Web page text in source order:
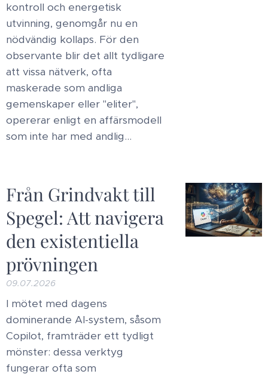
kontroll och energetisk
utvinning, genomgår nu en
nödvändig kollaps. För den
observante blir det allt tydligare
att vissa nätverk, ofta
maskerade som andliga
gemenskaper eller "eliter",
opererar enligt en affärsmodell
som inte har med andlig...
Från Grindvakt till
Spegel: Att navigera
den existentiella
prövningen
09.07.2026
I mötet med dagens
dominerande AI-system, såsom
Copilot, framträder ett tydligt
mönster: dessa verktyg
fungerar ofta som